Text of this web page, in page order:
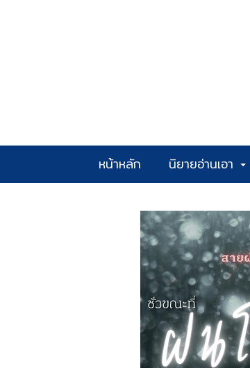
หน้าหลัก นิยายอ่านเอา